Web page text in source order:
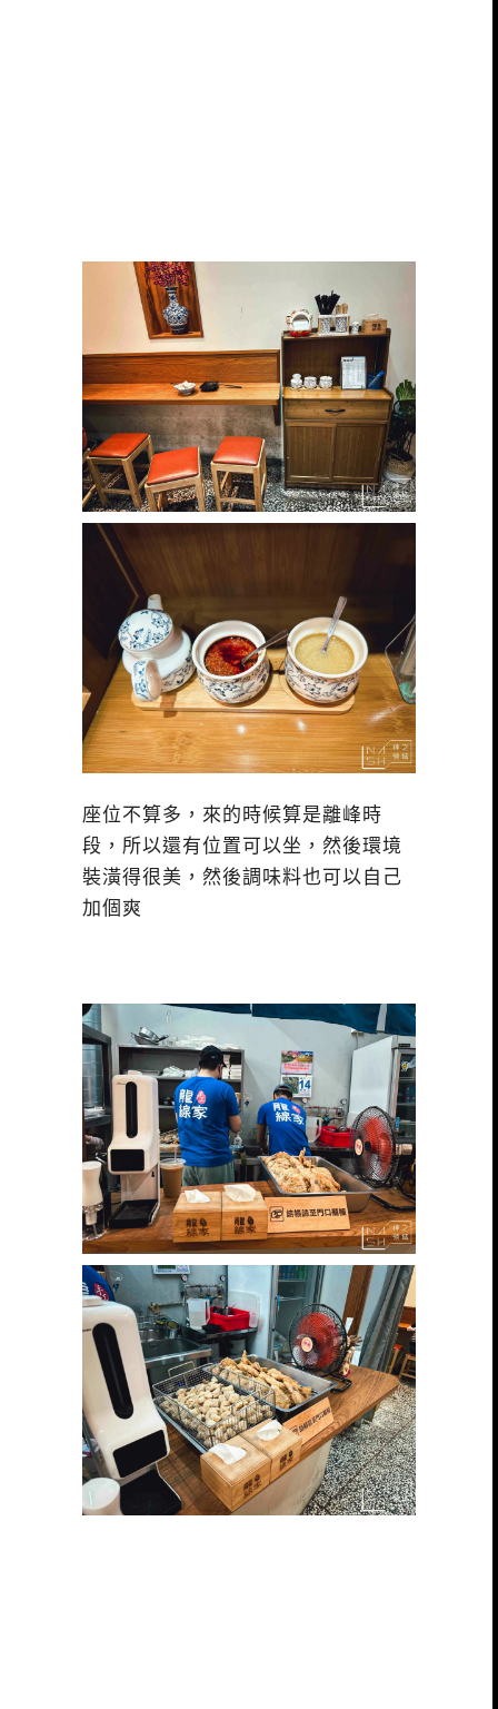
座位不算多，來的時候算是離峰時
段，所以還有位置可以坐，然後環境
裝潢得很美，然後調味料也可以自己
加個爽